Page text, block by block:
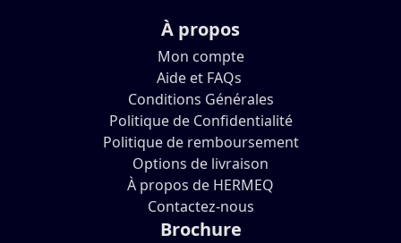
À propos
Mon compte
Aide et FAQs
Conditions Générales
Politique de Confidentialité
Politique de remboursement
Options de livraison
À propos de HERMEQ
Contactez-nous
Brochure